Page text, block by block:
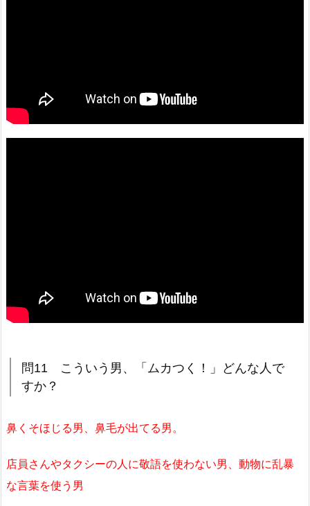
問11 こういう男、「ムカつく！」どんな人で
すか？
鼻くそほじる男、鼻毛が出てる男。
店員さんやタクシーの人に敬語を使わない男、動物に乱暴
な言葉を使う男